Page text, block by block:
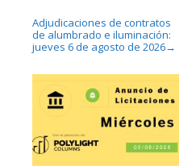
Adjudicaciones de contratos
de alumbrado e iluminación:
jueves 6 de agosto de 2026→